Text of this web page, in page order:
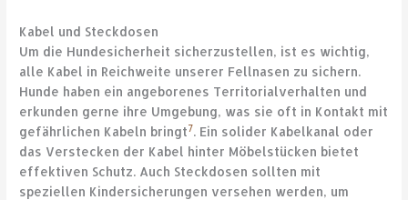
Kabel und Steckdosen
Um die Hundesicherheit sicherzustellen, ist es wichtig,
alle Kabel in Reichweite unserer Fellnasen zu sichern.
Hunde haben ein angeborenes Territorialverhalten und
erkunden gerne ihre Umgebung, was sie oft in Kontakt mit
gefährlichen Kabeln bringt7. Ein solider Kabelkanal oder
das Verstecken der Kabel hinter Möbelstücken bietet
effektiven Schutz. Auch Steckdosen sollten mit
speziellen Kindersicherungen versehen werden, um